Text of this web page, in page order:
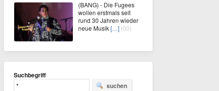
(BANG) - Die Fugees
wollen erstmals seit
rund 30 Jahren wieder
neue Musik[…] (00)
Suchbegriff
suchen